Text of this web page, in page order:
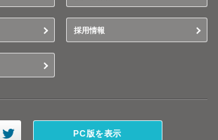
採用情報
PC版を表示